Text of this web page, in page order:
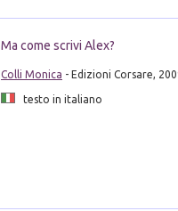
Ma come scrivi Alex?
Colli Monica - Edizioni Corsare,
testo in italiano